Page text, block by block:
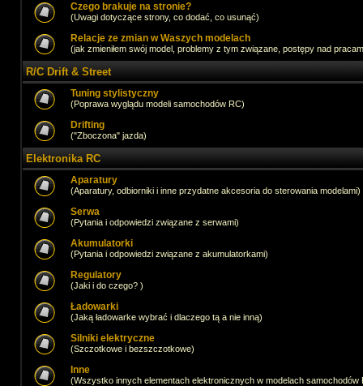
Czego brakuje na stronie?
(Uwagi dotyczące strony, co dodać, co usunąć)
Relacje ze zmian w Waszych modelach
(jak zmieniłem swój model, problemy z tym związane, postępy nad
R/C Drift & Street
Tuning stylistyczny
(Poprawa wyglądu modeli samochodów RC)
Drifting
("Zboczona" jazda)
Elektronika RC
Aparatury
(Aparatury, odbiorniki i inne przydatne akcesoria do sterowania modelami)
Serwa
(Pytania i odpowiedzi związane z serwami)
Akumulatorki
(Pytania i odpowiedzi związane z akumulatorkami)
Regulatory
(Jaki i do czego? )
Ładowarki
(Jaką ładowarke wybrać i dlaczego tą a nie inną)
Silniki elektryczne
(Szczotkowe i bezszczotkowe)
Inne
(Wszystko innych elementach elektronicznych w modelach samochodów